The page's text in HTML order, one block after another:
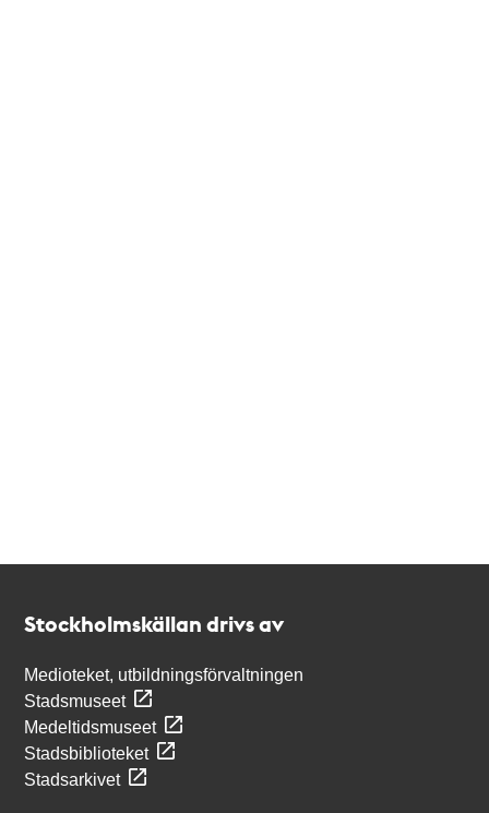
Stockholmskällan drivs av
Medioteket, utbildningsförvaltningen
Stadsmuseet
Medeltidsmuseet
Stadsbiblioteket
Stadsarkivet